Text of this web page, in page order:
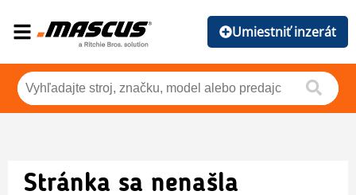
Umiestniť inzerát
Stránka sa nenašla